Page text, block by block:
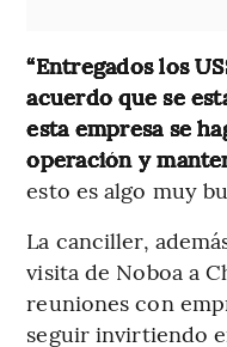
“Entregados los
acuerdo que se
esta empresa se
operación y
esto es algo muy
La canciller,
visita de Noboa a
reuniones con
seguir invirtiendo